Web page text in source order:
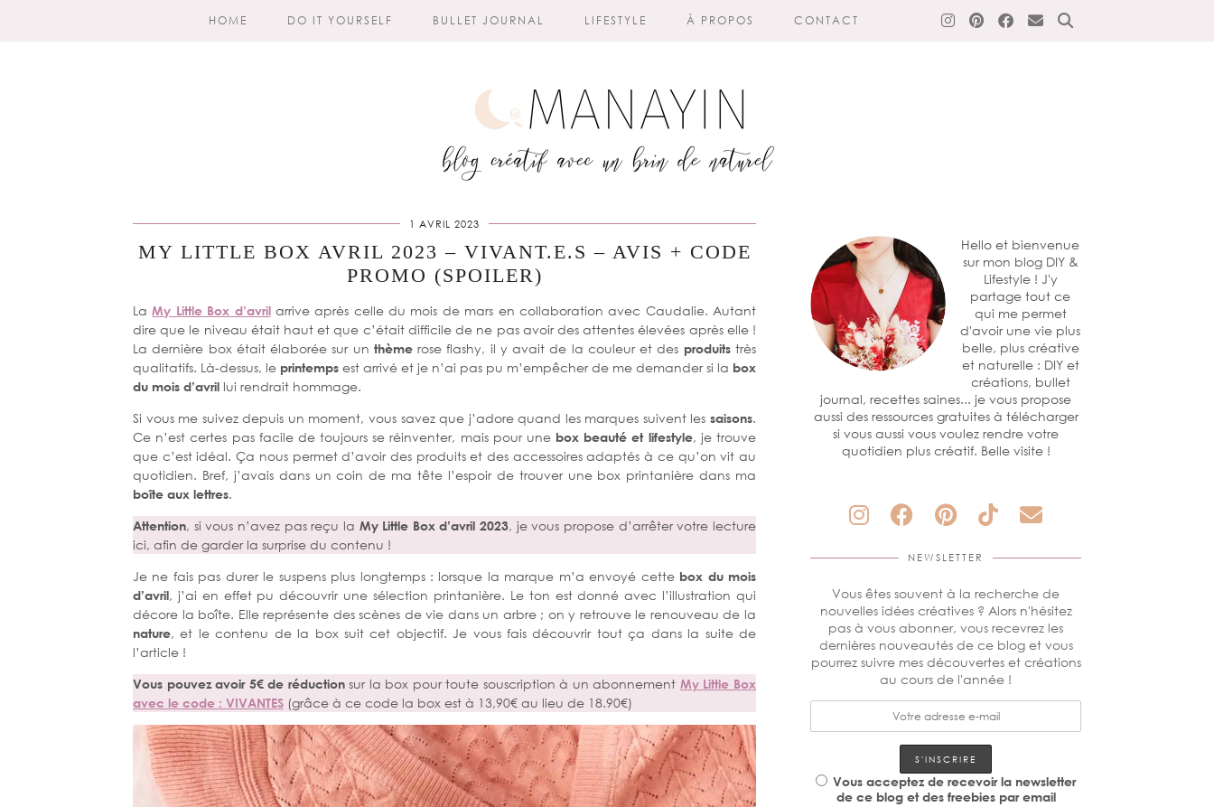
HOME DO IT YOURSELF BULLET JOURNAL LIFESTYLE À PROPOS CONTACT
1 AVRIL 2023
MY LITTLE BOX AVRIL 2023 – VIVANT.E.S – AVIS + CODE
PROMO (SPOILER)
LaMy Little Box d’avril arrive après celle du mois de mars en collaboration avec Caudalie. Autant
dire que le niveau était haut et que c’était difficile de ne pas avoir des attentes élevées après elle !
La dernière box était élaborée sur un thèmerose flashy, il y avait de la couleur et des produitstrès
qualitatifs. Là-dessus, le printemps est arrivé et je n’ai pas pu m’empêcher de me demander si la box
du mois d’avril lui rendrait hommage.
Si vous me suivez depuis un moment, vous savez que j’adore quand les marques suivent les saisons.
Ce n’est certes pas facile de toujours se réinventer, mais pour une box beauté et lifestyle, je trouve
que c’est idéal. Ça nous permet d’avoir des produits et des accessoires adaptés à ce qu’on vit au
quotidien. Bref, j’avais dans un coin de ma tête l’espoir de trouver une box printanière dans ma
boîte aux lettres.
Attention, si vous n’avez pas reçu la My Little Box d’avril 2023, je vous propose d’arrêter votre lecture
ici, afin de garder la surprise du contenu !
Je ne fais pas durer le suspens plus longtemps : lorsque la marque m’a envoyé cette box du mois
d’avril, j’ai en effet pu découvrir une sélection printanière. Le ton est donné avec l’illustration qui
décore la boîte. Elle représente des scènes de vie dans un arbre ; on y retrouve le renouveau de la
nature, et le contenu de la box suit cet objectif. Je vous fais découvrir tout ça dans la suite de
l’article !
Vous pouvez avoir 5€ de réductionsur la box pour toute souscription à un abonnement My Little Box
avec le code : VIVANTES (grâce à ce code la box est à 13,90€ au lieu de 18.90€)
Hello et bienvenue
sur mon blog DIY &
Lifestyle ! J'y
partage tout ce
qui me permet
d'avoir une vie plus
belle, plus créative
et naturelle : DIY et
créations, bullet
journal, recettes saines... je vous propose
aussi des ressources gratuites à télécharger
si vous aussi vous voulez rendre votre
quotidien plus créatif. Belle visite !
NEWSLETTER
Vous êtes souvent à la recherche de
nouvelles idées créatives ? Alors n'hésitez
pas à vous abonner, vous recevrez les
dernières nouveautés de ce blog et vous
pourrez suivre mes découvertes et créations
au cours de l'année !
Vous acceptez de recevoir la newsletter
de ce blog et des freebies par email